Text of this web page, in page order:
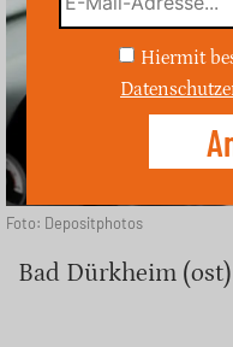
Foto: Depositphotos
Bad Dürkheim (ost)
Hiermit